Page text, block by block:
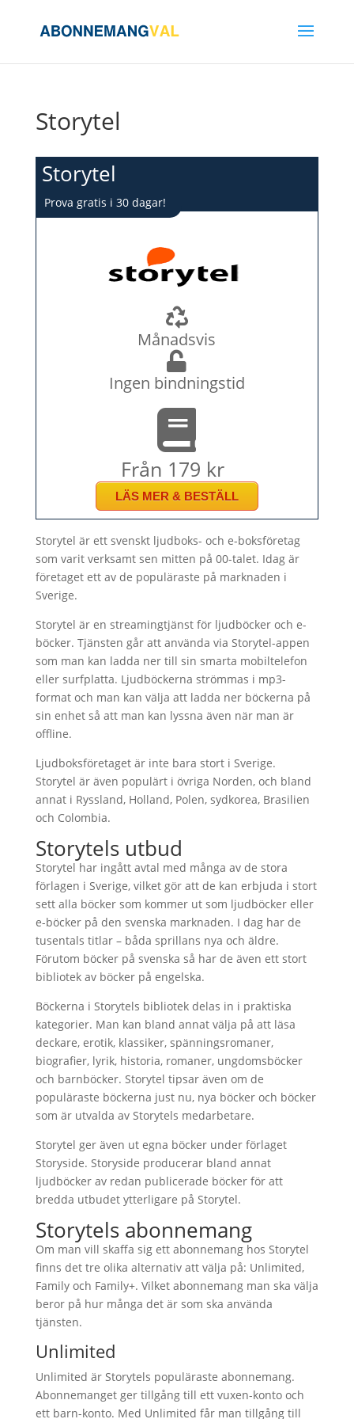
Storytel
Storytel
Prova gratis i 30 dagar!
Månadsvis
Ingen bindningstid
Från 179 kr
LÄS MER & BESTÄLL
Storytel är ett svenskt ljudboks- och e-boksföretag
som varit verksamt sen mitten på 00-talet. Idag är
företaget ett av de populäraste på marknaden i
Sverige.
Storytel är en streamingtjänst för ljudböcker och e-
böcker. Tjänsten går att använda via Storytel-appen
som man kan ladda ner till sin smarta mobiltelefon
eller surfplatta. Ljudböckerna strömmas i mp3-
format och man kan välja att ladda ner böckerna på
sin enhet så att man kan lyssna även när man är
offline.
Ljudboksföretaget är inte bara stort i Sverige.
Storytel är även populärt i övriga Norden, och bland
annat i Ryssland, Holland, Polen, sydkorea, Brasilien
och Colombia.
Storytels utbud
Storytel har ingått avtal med många av de stora
förlagen i Sverige, vilket gör att de kan erbjuda i stort
sett alla böcker som kommer ut som ljudböcker eller
e-böcker på den svenska marknaden. I dag har de
tusentals titlar – båda sprillans nya och äldre.
Förutom böcker på svenska så har de även ett stort
bibliotek av böcker på engelska.
Böckerna i Storytels bibliotek delas in i praktiska
kategorier. Man kan bland annat välja på att läsa
deckare, erotik, klassiker, spänningsromaner,
biografier, lyrik, historia, romaner, ungdomsböcker
och barnböcker. Storytel tipsar även om de
populäraste böckerna just nu, nya böcker och böcker
som är utvalda av Storytels medarbetare.
Storytel ger även ut egna böcker under förlaget
Storyside. Storyside producerar bland annat
ljudböcker av redan publicerade böcker för att
bredda utbudet ytterligare på Storytel.
Storytels abonnemang
Om man vill skaffa sig ett abonnemang hos Storytel
finns det tre olika alternativ att välja på: Unlimited,
Family och Family+. Vilket abonnemang man ska välja
beror på hur många det är som ska använda
tjänsten.
Unlimited
Unlimited är Storytels populäraste abonnemang.
Abonnemanget ger tillgång till ett vuxen-konto och
ett barn-konto. Med Unlimited får man tillgång till